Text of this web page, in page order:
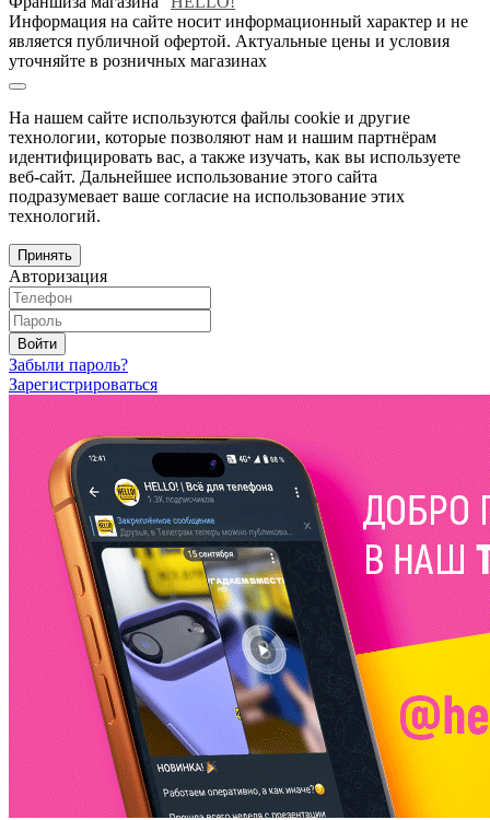
Информация на сайте носит информационный характер и не
является публичной офертой. Актуальные цены и условия
уточняйте в розничных магазинах
На нашем сайте используются файлы cookie и другие
технологии, которые позволяют нам и нашим партнёрам
идентифицировать вас, а также изучать, как вы используете
веб-сайт. Дальнейшее использование этого сайта
подразумевает ваше согласие на использование этих
технологий.
Принять
Авторизация
Войти
Забыли пароль?
Зарегистрироваться